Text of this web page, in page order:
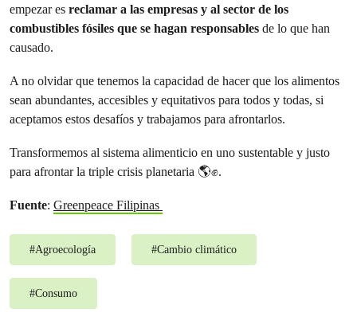
empezar es reclamar a las empresas y al sector de los
combustibles fósiles que se hagan responsables de lo que han
causado.
A no olvidar que tenemos la capacidad de hacer que los alimentos
sean abundantes, accesibles y equitativos para todos y todas, si
aceptamos estos desafíos y trabajamos para afrontarlos.
Transformemos al sistema alimenticio en uno sustentable y justo
para afrontar la triple crisis planetaria 🌎✊.
Fuente: Greenpeace Filipinas
#Agroecología #Cambio climático
#Consumo